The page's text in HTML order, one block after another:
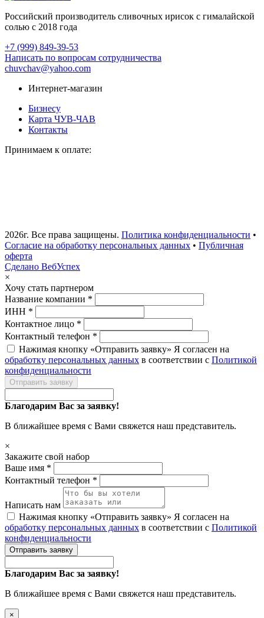
Российский производитель сливочных ирисок с гималайской
солью с 2018 года
+7 (999) 849-39-53
Написать по вопросам сотрудничества
chuvchav@yahoo.com
Интернет-магазин
Бизнесу
Карта ЧУВ-ЧАВ
Контакты
Принимаем к оплате:
2026г. Все права защищены. Политика конфиденциальности •
Согласие на обработку персональных данных • Публичная
оферта
Сделано ВебУспех
×
Хочу стать партнером
Название компании *
ИНН *
Контактное лицо *
Контактный телефон *
Нажимая кнопку «Отправить заявку» Я согласен на
обработку персональных данных в соответствии с Политикой
конфиденциальности
Отправить заявку
Благодарим Вас за заявку!
В ближайшее время с Вами свяжется наш представитель.
×
Закажите свой набор
Ваше имя *
Контактный телефон *
Написать нам
Нажимая кнопку «Отправить заявку» Я согласен на
обработку персональных данных в соответствии с Политикой
конфиденциальности
Отправить заявку
Благодарим Вас за заявку!
В ближайшее время с Вами свяжется наш представитель.
×